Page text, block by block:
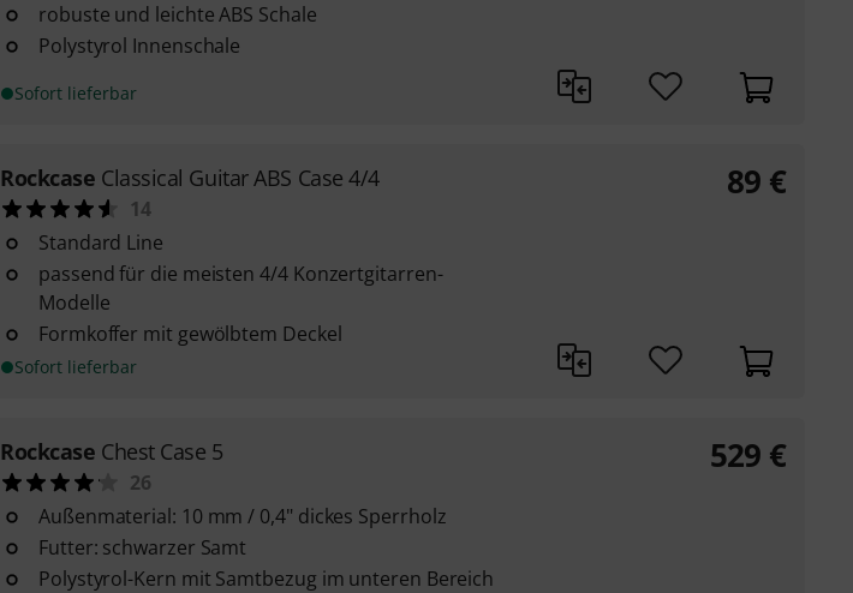
robuste und leichte ABS Schale
Polystyrol Innenschale
Sofort lieferbar
Rockcase Classical Guitar ABS Case 4/4
14
Standard Line
passend für die meisten 4/4 Konzertgitarren-
Modelle
Formkoffer mit gewölbtem Deckel
Sofort lieferbar
89 €
Rockcase Chest Case 5
26
Außenmaterial: 10 mm / 0,4" dickes Sperrholz
Futter: schwarzer Samt
Polystyrol-Kern mit Samtbezug im unteren Bereich
529 €